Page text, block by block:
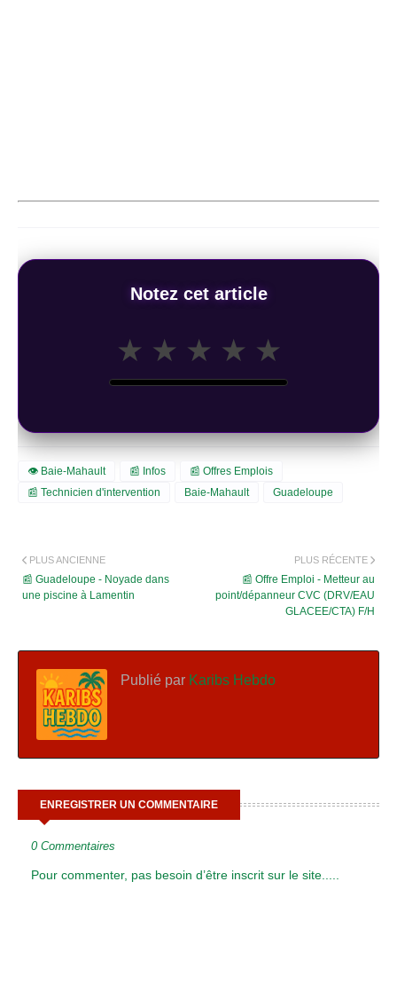
Notez cet article
★ ★ ★ ★ ★
👁️ Baie-Mahault 📰 Infos
📰 Offres Emplois
📰 Technicien d'intervention
Baie-Mahault Guadeloupe
PLUS RÉCENTE
📰 Offre Emploi - Metteur au
point/dépanneur CVC (DRV/EAU
GLACEE/CTA) F/H
PLUS ANCIENNE
📰 Guadeloupe - Noyade dans
une piscine à Lamentin
Publié par Karibs Hebdo
ENREGISTRER UN COMMENTAIRE
0 Commentaires
Pour commenter, pas besoin d’être inscrit sur le site.....